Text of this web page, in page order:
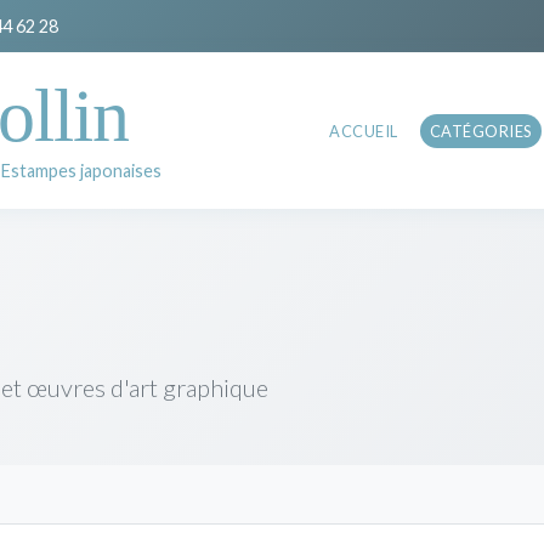
62 28
japonaises
ACCUEIL CATÉGORIES
œuvres d'art graphique